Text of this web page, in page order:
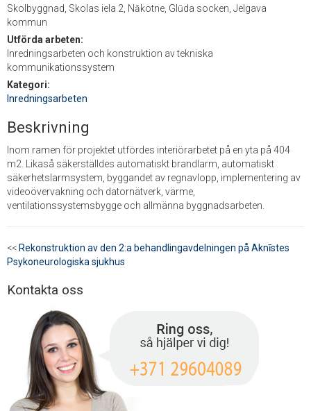
Skolbyggnad, Skolas iela 2, Nākotne, Glūda socken, Jelgava
kommun
Utförda arbeten:
Inredningsarbeten och konstruktion av tekniska
kommunikationssystem
Kategori:
Inredningsarbeten
Beskrivning
Inom ramen för projektet utfördes interiörarbetet på en yta på 404
m2. Likaså säkerställdes automatiskt brandlarm, automatiskt
säkerhetslarmsystem, byggandet av regnavlopp, implementering av
videoövervakning och datornätverk, värme,
ventilationssystemsbygge och allmänna byggnadsarbeten.
<< Rekonstruktion av den 2:a behandlingavdelningen på Aknīstes
Psykoneurologiska sjukhus
Kontakta oss